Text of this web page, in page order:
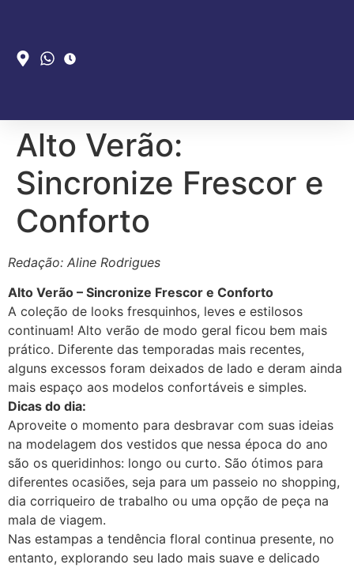
Alto Verão:
Sincronize Frescor e
Conforto
Redação: Aline Rodrigues
Alto Verão – Sincronize Frescor e Conforto
A coleção de looks fresquinhos, leves e estilosos
continuam! Alto verão de modo geral ficou bem mais
prático. Diferente das temporadas mais recentes,
alguns excessos foram deixados de lado e deram ainda
mais espaço aos modelos confortáveis e simples.
Dicas do dia:
Aproveite o momento para desbravar com suas ideias
na modelagem dos vestidos que nessa época do ano
são os queridinhos: longo ou curto. São ótimos para
diferentes ocasiões, seja para um passeio no shopping,
dia corriqueiro de trabalho ou uma opção de peça na
mala de viagem.
Nas estampas a tendência floral continua presente, no
entanto, explorando seu lado mais suave e delicado